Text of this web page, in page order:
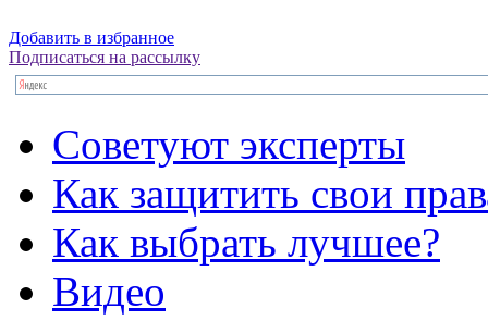
Добавить в избранное
Подписаться на рассылку
Советуют эксперты
Как защитить свои
Как выбрать лучшее?
Видео